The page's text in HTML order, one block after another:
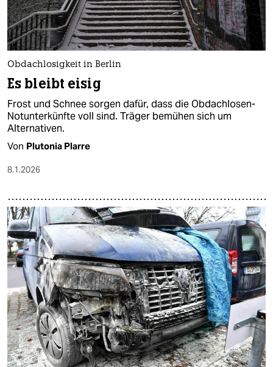
Obdachlosigkeit in Berlin
Es bleibt eisig
Frost und Schnee sorgen dafür, dass die Obdachlosen-
Notunterkünfte voll sind. Träger bemühen sich um
Alternativen.
Von Plutonia Plarre
8.1.2026